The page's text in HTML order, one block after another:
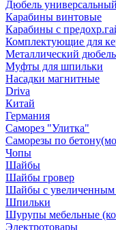
Дюбель универсальный
Карабины винтовые
Карабины с
Комплектующие для
Металлический
Муфты для шпильки
Насадки магнитные
Driva
Китай
Германия
Саморез "Улитка"
Саморезы по
Чопы
Шайбы
Шайбы гровер
Шайбы с увеличенным
Шпильки
Шурупы мебельные
Электротовары